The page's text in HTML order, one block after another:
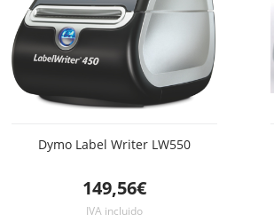
Dymo Label Writer LW550
149,56€
IVA incluido